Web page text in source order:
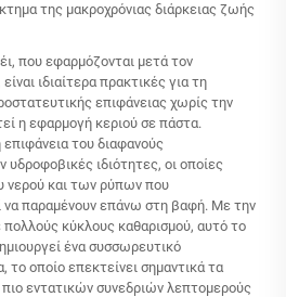
της μακροχρόνιας διάρκειας ζωής
που εφαρμόζονται μετά τον
ιδιαίτερα πρακτικές για τη
επιφάνειας χωρίς την
η εφαρμογή κεριού σε πάστα.
του διαφανούς
ιδιότητες, οι οποίες
νερού και των ρύπων που
να παραμένουν επάνω στη βαφή. Με την
κύκλους καθαρισμού, αυτό το
ένα συσσωρευτικό
οποίο επεκτείνει σημαντικά τα
εντατικών συνεδριών λεπτομερούς